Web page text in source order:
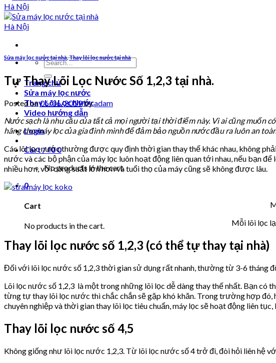
Search
for:
Trang chủ
Sửa máy lọc nước
Thay Lõi Lọc Nước
Video hướng dẫn
Login
Cart /₫00
No products in the cart.
0
Cart
No products in the cart.
Sửa máy lọc nước tại nhà,Thay lõi lọc nước tại nhà
Tự Thay Lõi Lọc Nước Số 1,2,3 tại nhà.
Posted on06/06/2019byadam
Nước sạch là nhu cầu của tất cả mọi người tại thời điểm này. Vì ai cũng muốn
hãng cho máy lọc của gia đình mình để đảm bảo nguồn nước đầu ra luôn an
Các lõi lọc nước thường được quy định thời gian thay thế khác nhau, không
nước và các bộ phận của máy lọc luôn hoạt động liên quan tới nhau, nếu bạn
nhiều hơn, với công suất lớn hơn và tuổi thọ của máy cũng sẽ không được lâu.
Mỗi lõi lọc
Thay lõi lọc nước số 1,2,3 (có thể tự thay tại nhà)
Đối với lõi lọc nước số 1,2,3 thời gian sử dụng rất nhanh, thường từ 3-6 tháng
Lõi lọc nước số 1,2,3 là một trong những lõi lọc dễ dàng thay thế nhất. Bạn có
từng tự thay lõi lọc nước thì chắc chắn sẽ gặp khó khăn. Trong trường hợp đó,
chuyên nghiệp và thời gian thay lõi lọc tiêu chuẩn, máy lọc sẽ hoạt động liên
Thay lõi lọc nước số 4,5
Không giống như lõi lọc nước 1,2,3. Từ lõi lọc nước số 4 trở đi, đòi hỏi liên hệ